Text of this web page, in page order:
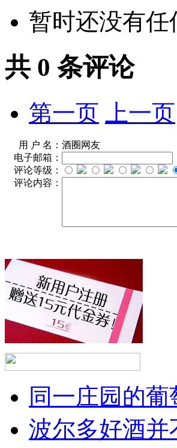
暂时还没有任
共 0 条评论
第一页 上一页
用 户 名： 酒圈网友
电子邮箱：
评论等级：
评论内容：
同一庄园的
波尔多好酒